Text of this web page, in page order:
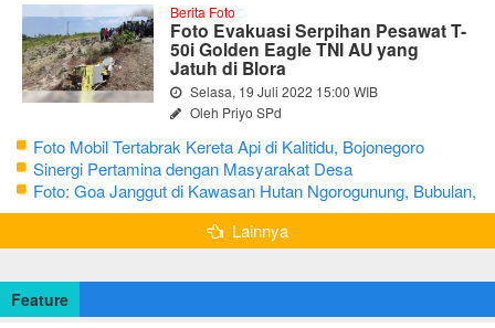
Berita Foto
Foto Evakuasi Serpihan Pesawat T-
50i Golden Eagle TNI AU yang
Jatuh di Blora
Selasa, 19 Juli 2022 15:00 WIB
Oleh Priyo SPd
Foto Mobil Tertabrak Kereta Api di Kalitidu, Bojonegoro
Sinergi Pertamina dengan Masyarakat Desa
Foto: Goa Janggut di Kawasan Hutan Ngorogunung, Bubulan,
Bojonegoro
Lainnya
Feature